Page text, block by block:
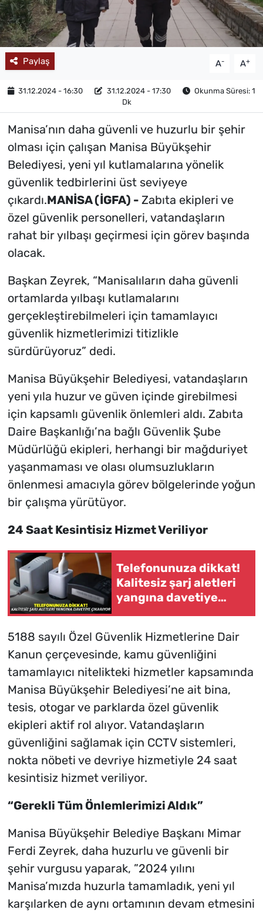
Paylaş A- A+
31.12.2024 - 16:30 31.12.2024 - 17:30
Okunma Süresi: 1
Dk
Manisa’nın daha güvenli ve huzurlu bir şehir
olması için çalışan Manisa Büyükşehir
Belediyesi, yeni yıl kutlamalarına yönelik
güvenlik tedbirlerini üst seviyeye
çıkardı.MANİSA (İGFA) - Zabıta ekipleri ve
özel güvenlik personelleri, vatandaşların
rahat bir yılbaşı geçirmesi için görev başında
olacak.
Başkan Zeyrek, “Manisalıların daha güvenli
ortamlarda yılbaşı kutlamalarını
gerçekleştirebilmeleri için tamamlayıcı
güvenlik hizmetlerimizi titizlikle
sürdürüyoruz” dedi.
Manisa Büyükşehir Belediyesi, vatandaşların
yeni yıla huzur ve güven içinde girebilmesi
için kapsamlı güvenlik önlemleri aldı. Zabıta
Daire Başkanlığı’na bağlı Güvenlik Şube
Müdürlüğü ekipleri, herhangi bir mağduriyet
yaşanmaması ve olası olumsuzlukların
önlenmesi amacıyla görev bölgelerinde yoğun
bir çalışma yürütüyor.
24 Saat Kesintisiz Hizmet Veriliyor
Telefonunuza dikkat!
Kalitesiz şarj aletleri
yangına davetiye
5188 sayılı Özel Güvenlik Hizmetlerine Dair
Kanun çerçevesinde, kamu güvenliğini
tamamlayıcı nitelikteki hizmetler kapsamında
Manisa Büyükşehir Belediyesi’ne ait bina,
tesis, otogar ve parklarda özel güvenlik
ekipleri aktif rol alıyor. Vatandaşların
güvenliğini sağlamak için CCTV sistemleri,
nokta nöbeti ve devriye hizmetiyle 24 saat
kesintisiz hizmet veriliyor.
“Gerekli Tüm Önlemlerimizi Aldık”
Manisa Büyükşehir Belediye Başkanı Mimar
Ferdi Zeyrek, daha huzurlu ve güvenli bir
şehir vurgusu yaparak, ”2024 yılını
Manisa’mızda huzurla tamamladık, yeni yıl
karşılarken de aynı ortamının devam etmesini
MAGAZİN